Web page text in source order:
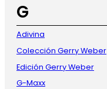
G
Adivina
Colección Gerry Weber
Edición Gerry Weber
G-Maxx